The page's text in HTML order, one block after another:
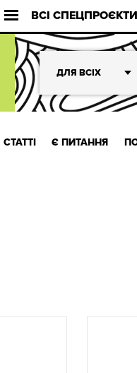
ВСІ СПЕЦПРОЄКТИ
ДЛЯ ВСІХ
СТАТТІ Є ПИТАННЯ